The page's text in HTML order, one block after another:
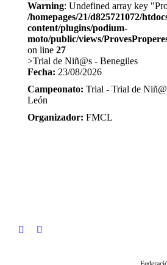
Warning: Undefined array key
/homepages/21/d825721072/
content/plugins/podium-
moto/public/views/
on line 27
>Trial de Niñ@s - Benegiles
Fecha: 23/08/2026
Campeonato: Trial - Trial de
León
Organizador: FMCL